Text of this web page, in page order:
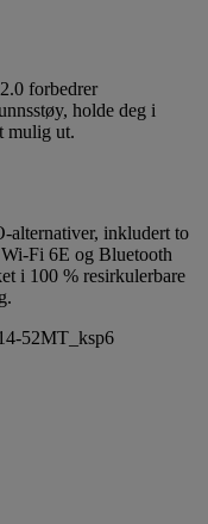
forbedrer
holde deg i
mulig ut.
alternativer, inkludert to
Fi 6E og Bluetooth
i 100 % resirkulerbare